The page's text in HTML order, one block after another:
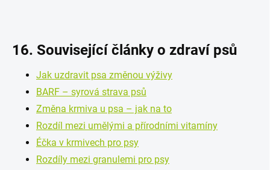
16. Související články o zdraví psů
Jak uzdravit psa změnou výživy
BARF – syrová strava psů
Změna krmiva u psa – jak na to
Rozdíl mezi umělými a přírodními vitamíny
Éčka v krmivech pro psy
Rozdíly mezi granulemi pro psy